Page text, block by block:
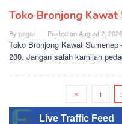
Toko Bronjong Kawat
By pagar Posted onAugust 2, 2026
Toko Bronjong Kawat
200. Jangan salah kamilah
1
Live Traffic Feed